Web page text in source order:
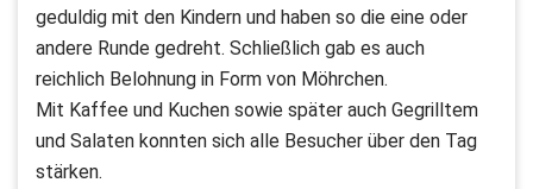
geduldig mit den Kindern und haben so die eine oder
andere Runde gedreht. Schließlich gab es auch
reichlich Belohnung in Form von Möhrchen.
Mit Kaffee und Kuchen sowie später auch Gegrilltem
und Salaten konnten sich alle Besucher über den Tag
stärken.